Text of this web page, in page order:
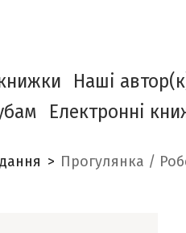
Наші
Електронні
Прогулянка /